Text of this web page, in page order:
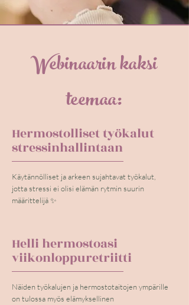
Webinaarin kaksi
teemaa:
Hermostolliset työkalut
stressinhallintaan
Käytännölliset ja arkeen sujahtavat työkalut,
jotta stressi ei olisi elämän rytmin suurin
määrittelijä ✨
Helli hermostoasi
viikonloppuretriitti
Näiden työkalujen ja hermostotaitojen ympärille
on tulossa myös elämyksellinen